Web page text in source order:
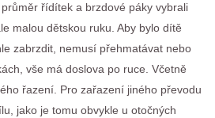
řídítek a brzdové páky vybrali
malou dětskou ruku. Aby bylo dítě
zabrzdit, nemusí přehmatávat nebo
vše má doslova po ruce. Včetně
řazení. Pro zařazení jiného převodu
jako je tomu obvykle u otočných